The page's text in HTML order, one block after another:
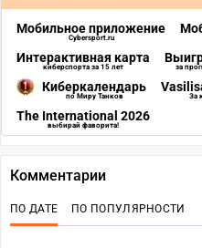
Мобильное приложение
Cybersport.ru
Интерактивная карта
киберспорта за 15 лет за
Киберкалендарь
по Миру Танков За
The International 2026
выбирай фаворита!
Комментарии
ПО ДАТЕ ПО ПОПУЛЯРНОСТИ